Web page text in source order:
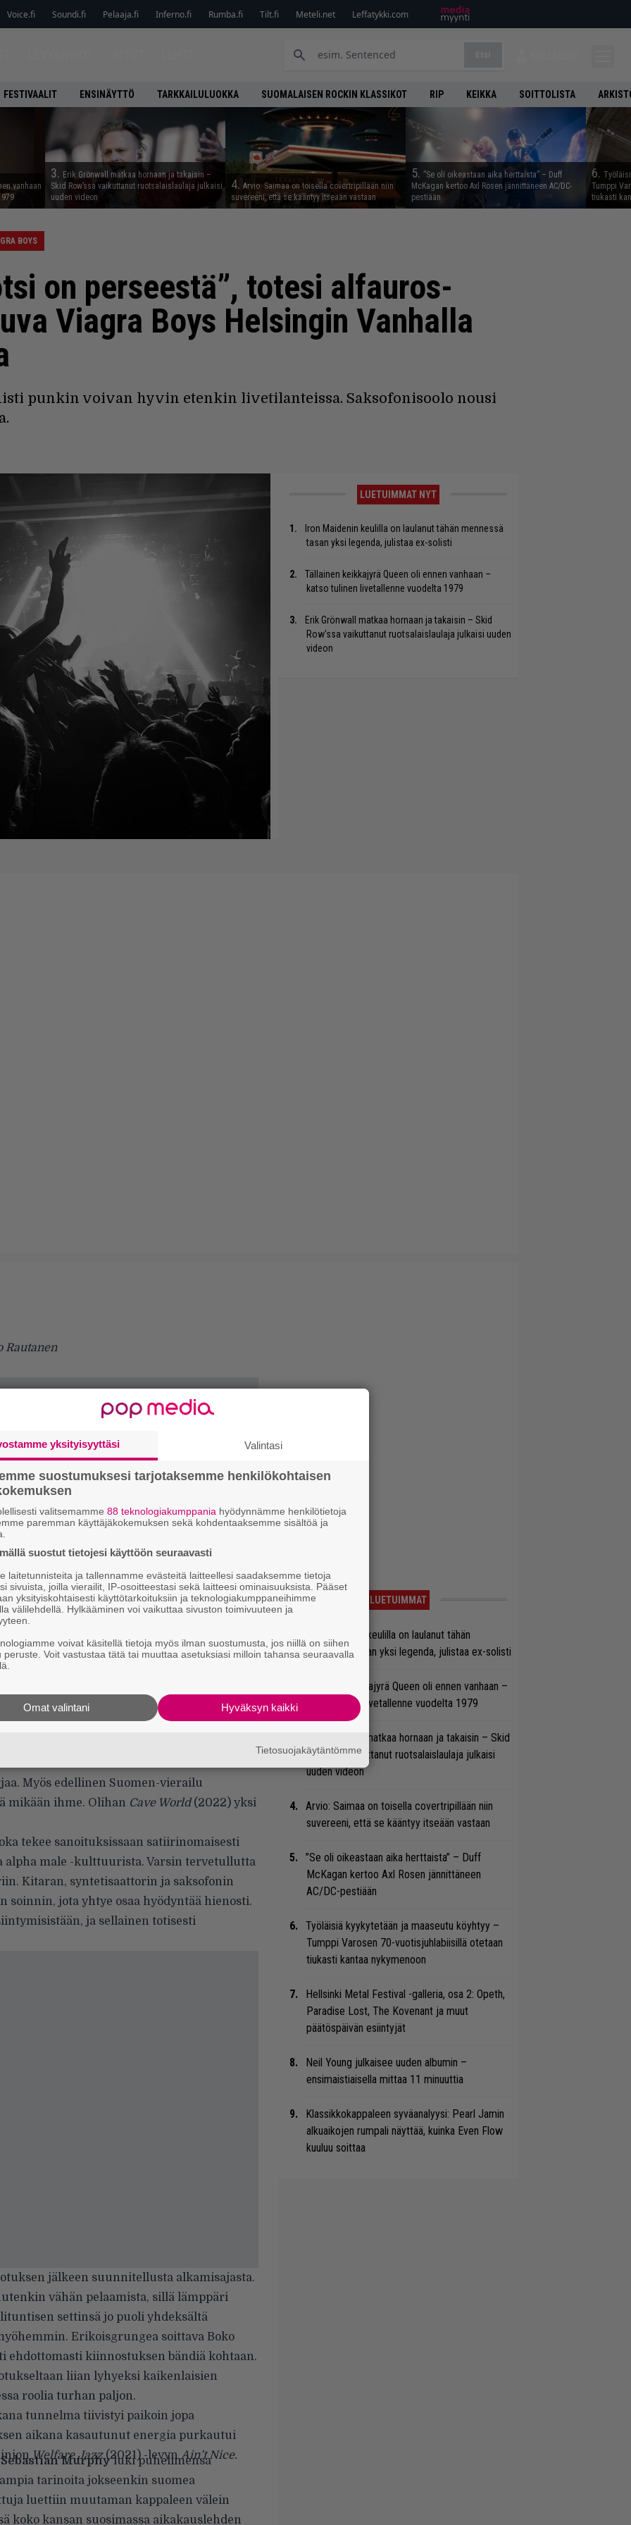
Voice.fi Soundi.fi Pelaaja.fi Inferno.fi Rumba.fi Tilt.fi Meteli.net Leffatykki.com
FESTIVAALIT ENSINÄYTTÖ TARKKAILULUOKKA SUOMALAISEN ROCKIN KLASSIKOT RIP KEIKKA SOITTOLISTA
vanhaan
3. Erik Grönwall matkaa hornaan ja takaisin –
Skid Row’ssa vaikuttanut ruotsalaislaulaja julkaisi
uuden videon
4. Arvio: Saimaa on toisella covertripillään niin
suvereeni, että se kääntyy itseään vastaan
5. ”Se oli oikeastaan aika herttaista” – Duff
McKagan kertoo Axl Rosen jännittäneen AC/DC-
pestiään
6.
Tumppi
tiukasti
BOYS
on perseestä”, totesi alfauros-
Viagra Boys Helsingin Vanhalla
punkin voivan hyvin etenkin livetilanteissa. Saksofonisoolo nousi
LUETUIMMAT NYT
Iron Maidenin keulilla on laulanut tähän mennessä
tasan yksi legenda, julistaa ex-solisti
Tällainen keikkajyrä Queen oli ennen vanhaan –
katso tulinen livetallenne vuodelta 1979
Erik Grönwall matkaa hornaan ja takaisin – Skid
Row’ssa vaikuttanut ruotsalaislaulaja julkaisi uuden
videon
Rautanen
Boys toiCave World
-kiertueensa
Keikka oli loppuunmyyty jo hyvissä ajoin,
kymmenet halukkaat jäivät ilman
Myös edellinen Suomen-vierailu
mikään ihme. Olihan Cave World(2022) yksi
tekee sanoituksissaan satiirinomaisesti
alpha male -kulttuurista. Varsin tervetullutta
Kitaran, syntetisaattorin ja saksofonin
jota yhtye osaa hyödyntää hienosti.
ja sellainen totisesti
jälkeen suunnitellusta alkamisajasta.
vähän pelaamista, sillä lämppäri
settinsä jo puoli yhdeksältä
Erikoisgrungea soittava Boko
ehdottomasti kiinnostuksen bändiä kohtaan.
liian lyhyeksi kaikenlaisien
roolia turhan paljon.
tunnelma tiivistyi paikoin jopa
aikana kasautunut energia purkautui
Welfare Jazz(2021) -levynAin’t Nice.
Sebastian Murphyluki puhelimensa
tarinoita jokseenkin suomea
luettiin muutaman kappaleen välein
koko kansan suosimassa aikakauslehden
LUETUIMMAT
Iron Maidenin keulilla on laulanut tähän
mennessä tasan yksi legenda, julistaa ex-solisti
Tällainen keikkajyrä Queen oli ennen vanhaan –
katso tulinen livetallenne vuodelta 1979
Erik Grönwall matkaa hornaan ja takaisin – Skid
Row’ssa vaikuttanut ruotsalaislaulaja julkaisi
uuden videon
Arvio: Saimaa on toisella covertripillään niin
suvereeni, että se kääntyy itseään vastaan
”Se oli oikeastaan aika herttaista” – Duff
McKagan kertoo Axl Rosen jännittäneen
AC/DC-pestiään
Työläisiä kyykytetään ja maaseutu köyhtyy –
Tumppi Varosen 70-vuotisjuhlabiisillä otetaan
tiukasti kantaa nykymenoon
Hellsinki Metal Festival -galleria, osa 2: Opeth,
Paradise Lost, The Kovenant ja muut
päätöspäivän esiintyjät
Neil Young julkaisee uuden albumin –
ensimaistiaisella mittaa 11 minuuttia
Klassikkokappaleen syväanalyysi: Pearl Jamin
alkuaikojen rumpali näyttää, kuinka Even Flow
kuuluu soittaa
yksityisyyttäsi Valintasi
suostumuksesi tarjotaksemme henkilökohtaisen
valitsemamme 88 teknologiakumppania hyödynnämme henkilötietoja
paremman käyttäjäkokemuksen sekä kohdentaaksemme sisältöä ja
suostut tietojesi käyttöön seuraavasti
laitetunnisteita ja tallennamme evästeitä laitteellesi saadaksemme tietoja
sivuista, joilla vierailit, IP-osoitteestasi sekä laitteesi ominaisuuksista. Pääset
yksityiskohtaisesti käyttötarkoituksiin ja teknologiakumppaneihimme
välilehdellä. Hylkääminen voi vaikuttaa sivuston toimivuuteen ja
voivat käsitellä tietoja myös ilman suostumusta, jos niillä on siihen
peruste. Voit vastustaa tätä tai muuttaa asetuksiasi milloin tahansa seuraavalla
Hyväksyn kaikki
Omat valintani
Tietosuojakäytäntömme